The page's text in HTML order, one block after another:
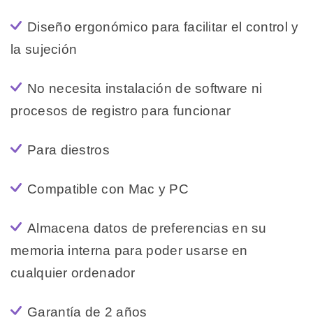
Diseño ergonómico para facilitar el control y
la sujeción
No necesita instalación de software ni
procesos de registro para funcionar
Para diestros
Compatible con Mac y PC
Almacena datos de preferencias en su
memoria interna para poder usarse en
cualquier ordenador
Garantía de 2 años